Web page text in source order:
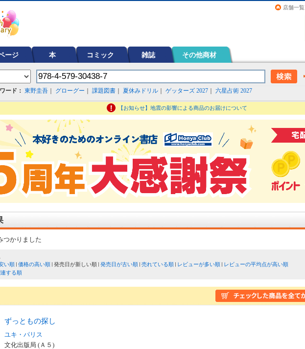
店舗一覧
ージ 本 コミック 雑誌 その他商材
ード： 東野圭吾 グローグー 課題図書 夏休みドリル ゲッターズ 2027 六星占術 2027
【お知らせ】地震の影響による商品のお届けについて
つかりました
い順 価格の高い順 発売日が新しい順 発売日が古い順 売れている順 レビューが多い順
レビューの平均点が高い順
する順
ずっともの探し
ユキ・パリス
文化出版局 (Ａ５)